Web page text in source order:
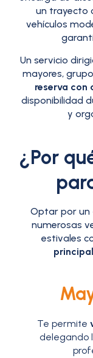
un trayecto
vehículos
Un servicio
mayores,
reserva con
disponibilidad
y
¿Por
Optar por un
numerosas
estivales
Te permite
delegando